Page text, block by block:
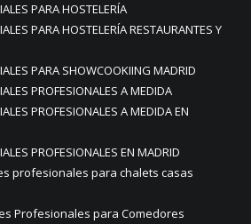
PARA HOSTELERÍA
PARA HOSTELERÍA RESTAURANTES Y
PARA SHOWCOOKIING MADRID
PROFESIONALES A MEDIDA
PROFESIONALES A MEDIDA EN
PROFESIONALES EN MADRID
profesionales para chalets casas
Profesionales para Comedores